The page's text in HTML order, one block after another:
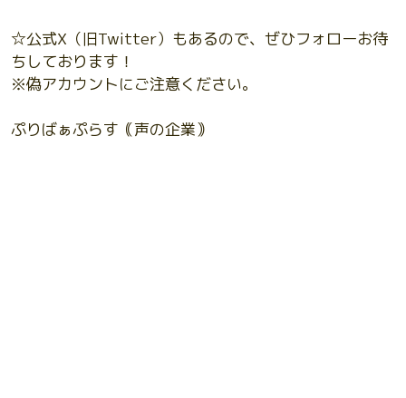
☆公式X（旧Twitter）もあるので、ぜひフォローお待
ちしております！
※偽アカウントにご注意ください。
ぷりばぁぷらす｟声の企業｠